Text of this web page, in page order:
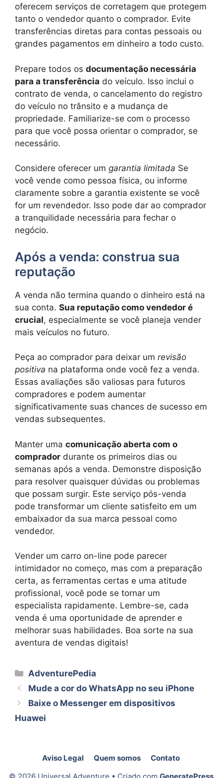
oferecem serviços de corretagem que protegem
tanto o vendedor quanto o comprador. Evite
transferências diretas para contas pessoais ou
grandes pagamentos em dinheiro a todo custo.
Prepare todos os documentação necessária
para a transferência do veículo. Isso inclui o
contrato de venda, o cancelamento do registro
do veículo no trânsito e a mudança de
propriedade. Familiarize-se com o processo
para que você possa orientar o comprador, se
necessário.
Considere oferecer um garantia limitada Se
você vende como pessoa física, ou informe
claramente sobre a garantia existente se você
for um revendedor. Isso pode dar ao comprador
a tranquilidade necessária para fechar o
negócio.
Após a venda: construa sua
reputação
A venda não termina quando o dinheiro está na
sua conta. Sua reputação como vendedor é
crucial, especialmente se você planeja vender
mais veículos no futuro.
Peça ao comprador para deixar um revisão
positiva na plataforma onde você fez a venda.
Essas avaliações são valiosas para futuros
compradores e podem aumentar
significativamente suas chances de sucesso em
vendas subsequentes.
Manter uma comunicação aberta com o
comprador durante os primeiros dias ou
semanas após a venda. Demonstre disposição
para resolver quaisquer dúvidas ou problemas
que possam surgir. Este serviço pós-venda
pode transformar um cliente satisfeito em um
embaixador da sua marca pessoal como
vendedor.
Vender um carro on-line pode parecer
intimidador no começo, mas com a preparação
certa, as ferramentas certas e uma atitude
profissional, você pode se tornar um
especialista rapidamente. Lembre-se, cada
venda é uma oportunidade de aprender e
melhorar suas habilidades. Boa sorte na sua
aventura de vendas digitais!
Categorias
AdventurePedia
Mude a cor do WhatsApp no ​​seu iPhone
Baixe o Messenger em dispositivos
Huawei
Aviso Legal Quem somos
Contato